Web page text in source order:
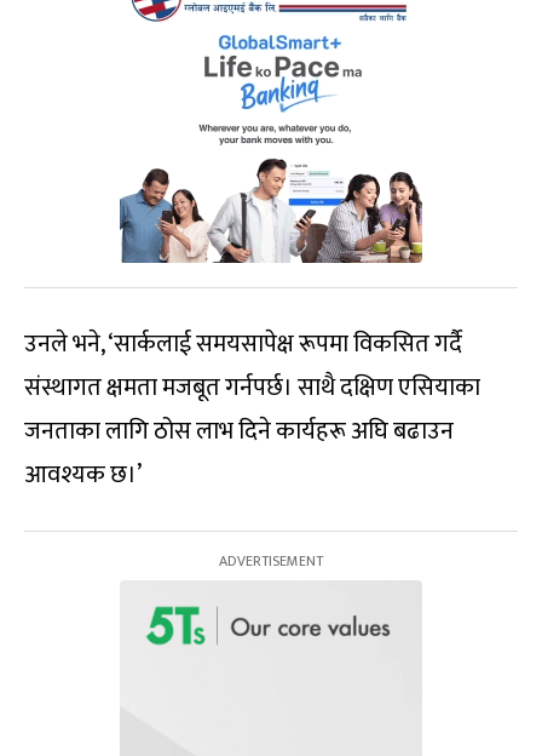
उनले भने, ‘सार्कलाई समयसापेक्ष रूपमा विकसित गर्दै
संस्थागत क्षमता मजबूत गर्नपर्छ। साथै दक्षिण एसियाका
जनताका लागि ठोस लाभ दिने कार्यहरू अघि बढाउन
आवश्यक छ।’